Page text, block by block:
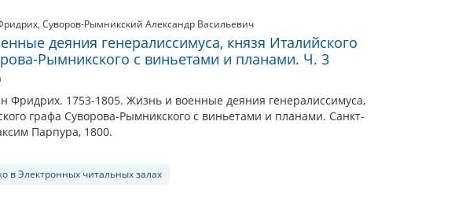
, Суворов-Рымникский Александр Васильевич
деяния генералиссимуса, князя Италийского
Рымникского с виньетами и планами. Ч. 3
Фридрих. 1753-1805. Жизнь и военные деяния генералиссимуса,
графа Суворова-Рымникского с виньетами и планами. Санкт-
Парпура, 1800.
в Электронных читальных залах